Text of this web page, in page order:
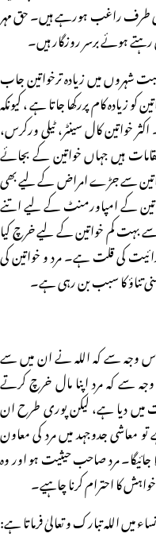
طرف راغب ہورہے ہیں۔ حق مہر
ہوئے برسر روزگار ہیں۔
شہروں میں زیادہ ترخواتین جاب
زیادہ کام پررکھا جاتا ہے ، کیونکہ
خواتین کال سینٹر، ٹیلی ورکرس،
ہیں جہاں خواتین کے بجائے
سے جڑے امراض کے لیے بھی
کے امپاورمنٹ کے لیے اتنے
بہت کم خواتین کے لیے خرچ کیا
کی قلت ہے۔ مرد و خواتین کی
تناؤ کا سبب بن رہی ہے۔
اس وجہ سے کہ اللہ نے ان میں سے
سے کہ مرد اپنا مال خرچ کرتے
میں دیا ہے، لیکن پوری طرح ان
معاشی جدوجہد میں مرد کی معاون
مرد صاحب حیثیت ہو اور وہ
کا احترام کرنا چاہیے۔
میں اللہ تبارک و تعالیٰ فرماتا ہے: